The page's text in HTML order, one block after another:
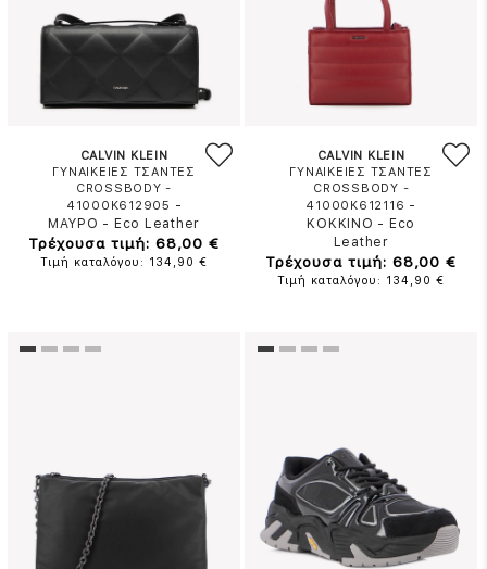
CALVIN KLEIN
ΓΥΝΑΙΚΕΙΕΣ ΤΣΑΝΤΕΣ
CROSSBODY -
41000K612905 -
ΜΑΥΡΟ - Eco Leather
Τρέχουσα τιμή: 68,00 €
Τιμή καταλόγου: 134,90 €
CALVIN KLEIN
ΓΥΝΑΙΚΕΙΕΣ ΤΣΑΝΤΕΣ
CROSSBODY -
41000K612116 -
ΚΟΚΚΙΝΟ - Eco
Leather
Τρέχουσα τιμή: 68,00 €
Τιμή καταλόγου: 134,90 €